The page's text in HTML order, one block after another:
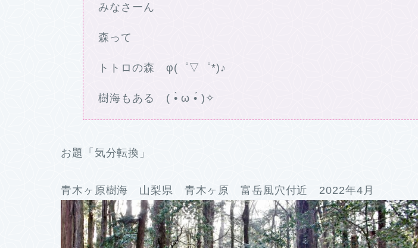
みなさーん
森って
トトロの森 φ(゜▽゜*)♪
樹海もある ( •̀ ω •́ )✧
お題「気分転換」
青木ヶ原樹海 山梨県 青木ヶ原 富岳風穴付近 2022年4月